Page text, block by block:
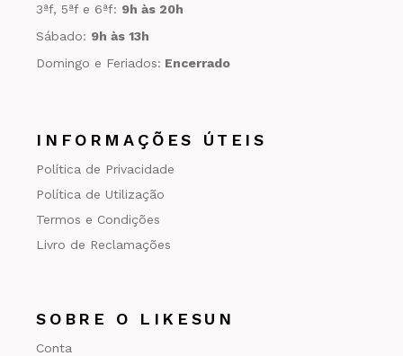
3ªf, 5ªf e 6ªf: 9h às 20h
Sábado: 9h às 13h
Domingo e Feriados: Encerrado
INFORMAÇÕES ÚTEIS
Política de Privacidade
Política de Utilização
Termos e Condições
Livro de Reclamações
SOBRE O LIKESUN
Conta